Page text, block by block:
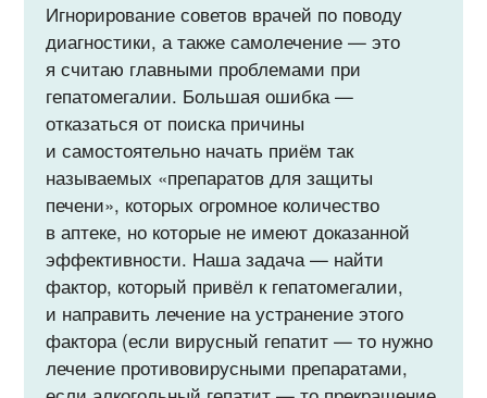
Игнорирование советов врачей по поводу
диагностики, а также самолечение — это
я считаю главными проблемами при
гепатомегалии. Большая ошибка —
отказаться от поиска причины
и самостоятельно начать приём так
называемых «препаратов для защиты
печени», которых огромное количество
в аптеке, но которые не имеют доказанной
эффективности. Наша задача — найти
фактор, который привёл к гепатомегалии,
и направить лечение на устранение этого
фактора (если вирусный гепатит — то нужно
лечение противовирусными препаратами,